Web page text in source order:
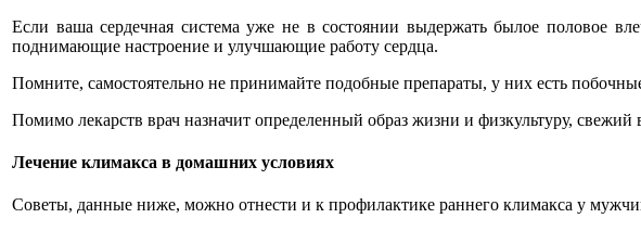
Если ваша сердечная система уже не в состоянии выдержать былое половое
поднимающие настроение и улучшающие работу сердца.
Помните, самостоятельно не принимайте подобные препараты, у них есть
Помимо лекарств врач назначит определенный образ жизни и физкультуру,
Лечение климакса в домашних условиях
Советы, данные ниже, можно отнести и к профилактике раннего климакса у